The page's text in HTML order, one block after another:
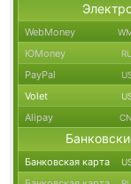
WebMoney
ЮMoney
PayPal
Volet
Alipay
Банковская карта